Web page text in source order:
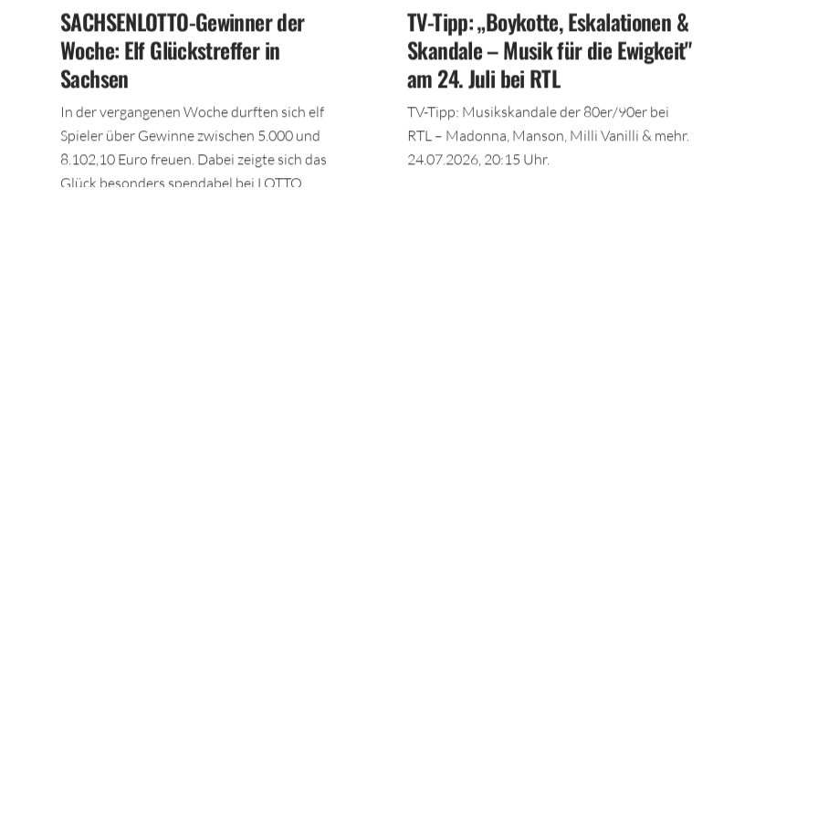
SACHSENLOTTO-Gewinner der
Woche: Elf Glückstreffer in
Sachsen
In der vergangenen Woche durften sich elf
Spieler über Gewinne zwischen 5.000 und
8.102,10 Euro freuen. Dabei zeigte sich das
Glück besonders spendabel bei LOTTO
TV-Tipp: „Boykotte, Eskalationen &
Skandale – Musik für die Ewigkeit"
am 24. Juli bei RTL
TV-Tipp: Musikskandale der 80er/90er bei
RTL – Madonna, Manson, Milli Vanilli & mehr.
24.07.2026, 20:15 Uhr.